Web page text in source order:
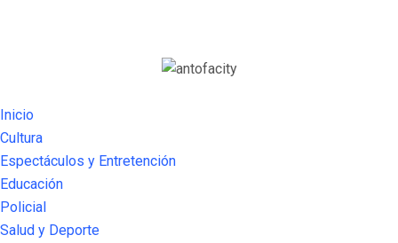
Inicio
Cultura
Espectáculos y Entretención
Educación
Policial
Salud y Deporte